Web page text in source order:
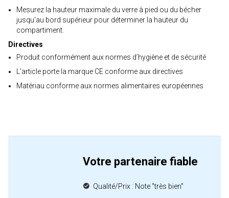
Mesurez la hauteur maximale du verre à pied ou du bécher
jusqu'au bord supérieur pour déterminer la hauteur du
compartiment.
Directives
Produit conformément aux normes d’hygiène et de sécurité
L'article porte la marque CE conforme aux directives
Matériau conforme aux normes alimentaires européennes
Votre partenaire fiable
Qualité/Prix : Note "très bien"